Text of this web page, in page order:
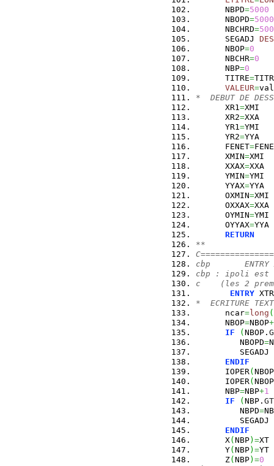
      NBPD
=5000
      NBOPD
=5000
      NBCHRD
=
      SEGADJ
      NBOP
=0
      NBCHR
=0
      NBP
=0
      TITRE
=
VALEUR=
*  DEBUT DE
      XR1
=XMI
      XR2
=XXA
      YR1
=YMI
      YR2
=YYA
      FENET
=FENE
      XMIN
=XMI
      XXAX
=XXA
      YMIN
=YMI
      YYAX
=YYA
      OXMIN
=XMI
      OXXAX
=XXA
      OYMIN
=YMI
      OYYAX
=YYA
RETURN
**
cbp       ENTRY
cbp : ipoli est
c    (les 2
ENTRY
*  ECRITURE
      ncar
=long (
      NBOP
=NBOP+
IF
(NBOP.
         NBOPD
=
         SEGADJ
ENDIF
      IOPER
(NBOP
      IOPER
(NBOP
      NBP
=NBP+1
IF
(NBP. GT
         NBPD
=
         SEGADJ
ENDIF
      X
(NBP) =XT
      Y
(NBP) =YT
      Z
(NBP) =0